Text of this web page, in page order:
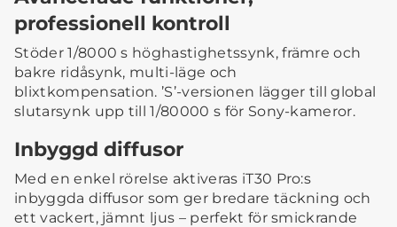
professionell kontroll
Stöder 1/8000 s höghastighetssynk, främre och
bakre ridåsynk, multi-läge och
blixtkompensation. ’S’-versionen lägger till global
slutarsynk upp till 1/80000 s för Sony-kameror.
Inbyggd diffusor
Med en enkel rörelse aktiveras iT30 Pro:s
inbyggda diffusor som ger bredare täckning och
ett vackert, jämnt ljus – perfekt för smickrande